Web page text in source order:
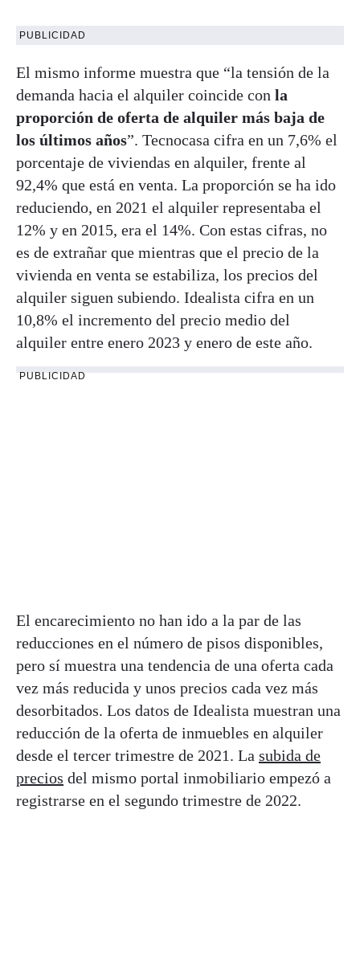
PUBLICIDAD
El mismo informe muestra que “la tensión de la
demanda hacia el alquiler coincide con la
proporción de oferta de alquiler más baja de
los últimos años”. Tecnocasa cifra en un 7,6% el
porcentaje de viviendas en alquiler, frente al
92,4% que está en venta. La proporción se ha ido
reduciendo, en 2021 el alquiler representaba el
12% y en 2015, era el 14%. Con estas cifras, no
es de extrañar que mientras que el precio de la
vivienda en venta se estabiliza, los precios del
alquiler siguen subiendo. Idealista cifra en un
10,8% el incremento del precio medio del
alquiler entre enero 2023 y enero de este año.
PUBLICIDAD
El encarecimiento no han ido a la par de las
reducciones en el número de pisos disponibles,
pero sí muestra una tendencia de una oferta cada
vez más reducida y unos precios cada vez más
desorbitados. Los datos de Idealista muestran una
reducción de la oferta de inmuebles en alquiler
desde el tercer trimestre de 2021. La subida de
precios del mismo portal inmobiliario empezó a
registrarse en el segundo trimestre de 2022.